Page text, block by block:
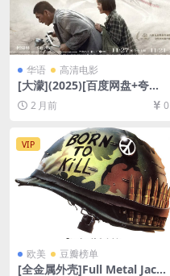
华语 高清电影
[大濛](2025)[百度网盘+夸克
网盘1080P超清未删减资源]
[网盘在线播放/下载][MKV/5G
2 月前 0
VIP
欧美 豆瓣榜单
[全金属外壳]Full Metal Jack